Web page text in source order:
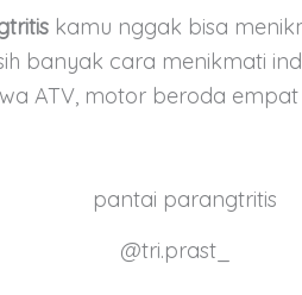
kamu nggak bisa
banyak cara menikmati
ATV, motor beroda
@tri.prast_